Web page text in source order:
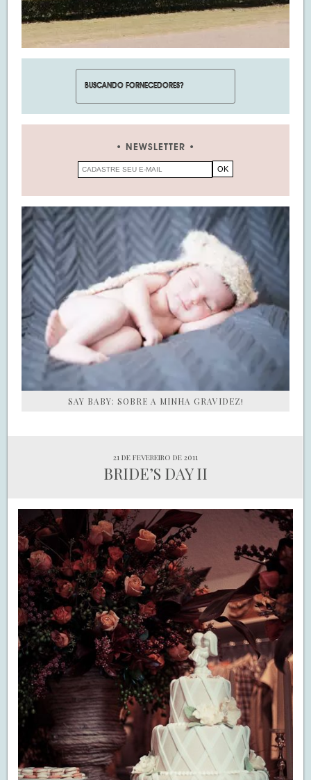
NEWSLETTER
SAY BABY: SOBRE A MINHA GRAVIDEZ!
21 de fevereiro de 2011
BRIDE’S DAY II